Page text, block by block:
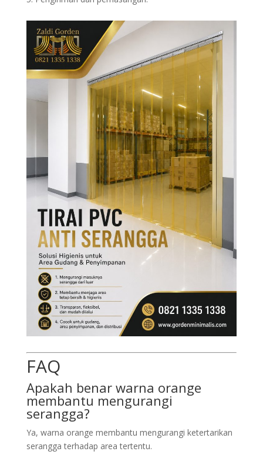
FAQ
Apakah benar warna orange
membantu mengurangi
serangga?
Ya, warna orange membantu mengurangi ketertarikan
serangga terhadap area tertentu.